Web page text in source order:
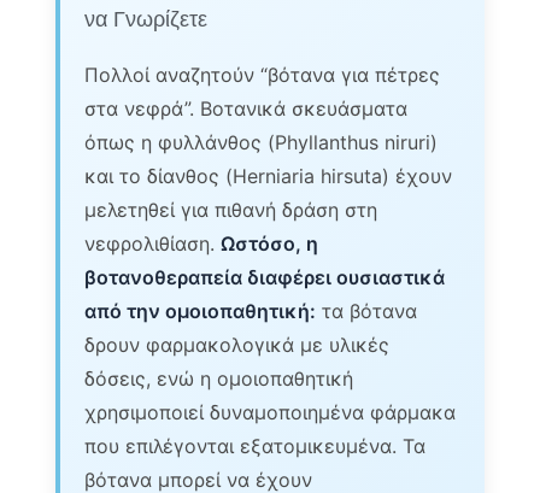
να Γνωρίζετε
Πολλοί αναζητούν “βότανα για πέτρες
στα νεφρά”. Βοτανικά σκευάσματα
όπως η φυλλάνθος (Phyllanthus niruri)
και το δίανθος (Herniaria hirsuta) έχουν
μελετηθεί για πιθανή δράση στη
νεφρολιθίαση.Ωστόσο, η
βοτανοθεραπεία διαφέρει ουσιαστικά
από την ομοιοπαθητική: τα βότανα
δρουν φαρμακολογικά με υλικές
δόσεις, ενώ η ομοιοπαθητική
χρησιμοποιεί δυναμοποιημένα φάρμακα
που επιλέγονται εξατομικευμένα. Τα
βότανα μπορεί να έχουν